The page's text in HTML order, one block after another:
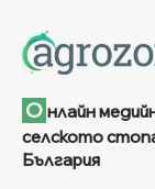
О нлайн
селското
България